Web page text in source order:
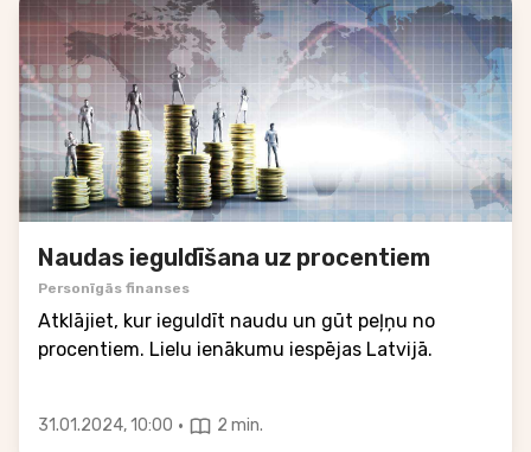
Naudas ieguldīšana uz procentiem
Personīgās finanses
Atklājiet, kur ieguldīt naudu un gūt peļņu no
procentiem. Lielu ienākumu iespējas Latvijā.
31.01.2024, 10:00 · 2 min.